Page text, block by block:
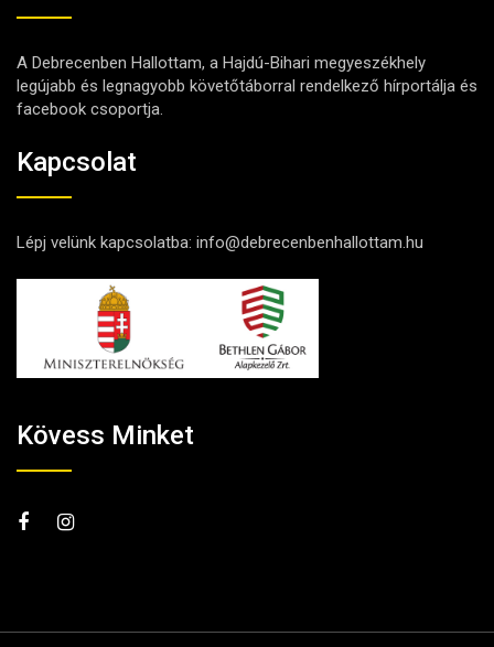
A Debrecenben Hallottam, a Hajdú-Bihari megyeszékhely
legújabb és legnagyobb követőtáborral rendelkező hírportálja és
facebook csoportja.
Kapcsolat
Lépj velünk kapcsolatba: info@debrecenbenhallottam.hu
Kövess Minket